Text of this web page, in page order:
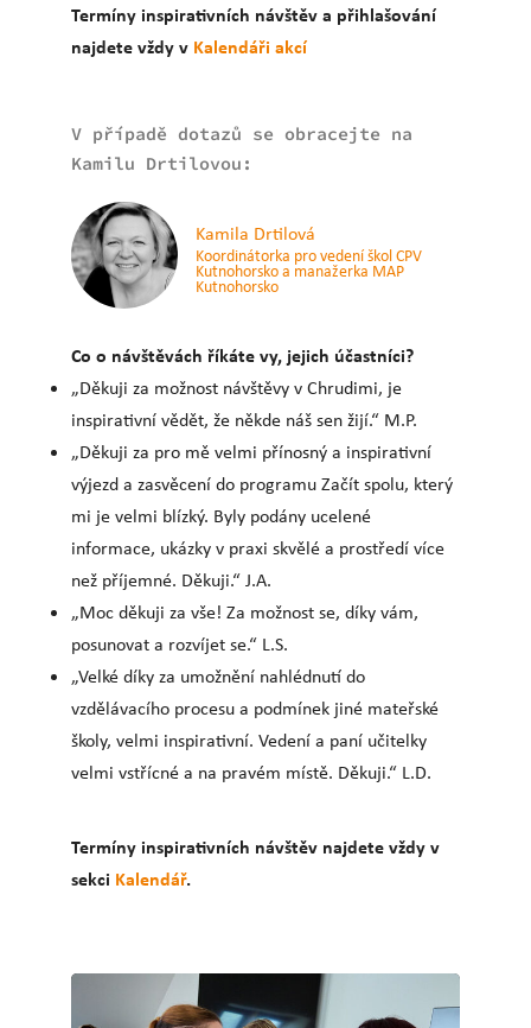
Termíny inspirativních návštěv a přihlašování
najdete vždy v Kalendáři akcí
V případě dotazů se obracejte na
Kamilu Drtilovou:
Kamila Drtilová
Koordinátorka pro vedení škol CPV
Kutnohorsko a manažerka MAP
Kutnohorsko
Co o návštěvách říkáte vy, jejich účastníci?
„Děkuji za možnost návštěvy v Chrudimi, je
inspirativní vědět, že někde náš sen žijí.“ M.P.
„Děkuji za pro mě velmi přínosný a inspirativní
výjezd a zasvěcení do programu Začít spolu, který
mi je velmi blízký. Byly podány ucelené
informace, ukázky v praxi skvělé a prostředí více
než příjemné. Děkuji.“ J.A.
„Moc děkuji za vše! Za možnost se, díky vám,
posunovat a rozvíjet se.“ L.S.
„Velké díky za umožnění nahlédnutí do
vzdělávacího procesu a podmínek jiné mateřské
školy, velmi inspirativní. Vedení a paní učitelky
velmi vstřícné a na pravém místě. Děkuji.“ L.D.
Termíny inspirativních návštěv najdete vždy v
sekci Kalendář.